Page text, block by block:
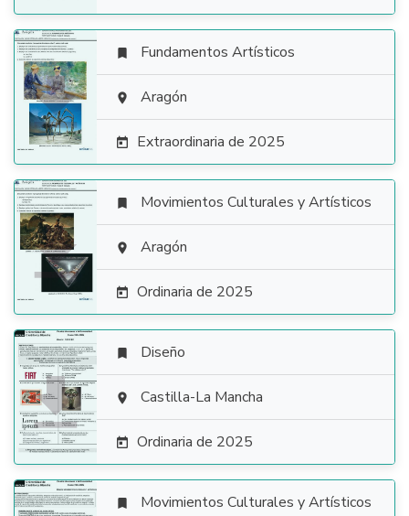

 Fundamentos Artísticos
 Aragón
 Extraordinaria de 2025

 Movimientos Culturales y Artísticos
 Aragón
 Ordinaria de 2025

 Diseño
 Castilla-La Mancha
 Ordinaria de 2025
 Movimientos Culturales y Artísticos